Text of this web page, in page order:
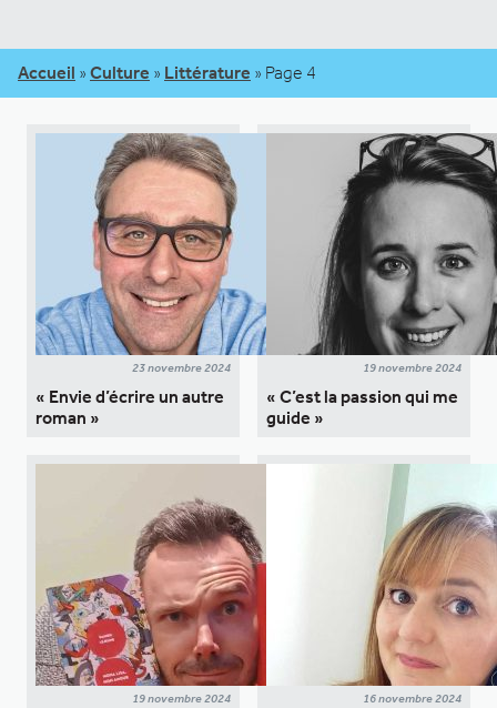
Accueil » Culture » Littérature » Page 4
23 novembre 2024
« Envie d’écrire un autre
roman »
19 novembre 2024
« C’est la passion qui me
guide »
19 novembre 2024 16 novembre 2024